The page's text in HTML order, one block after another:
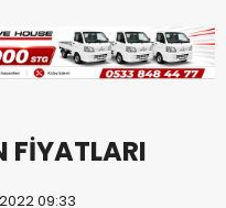
FİYATLARI
09:33